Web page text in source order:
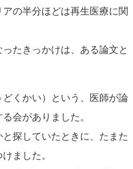
の半分ほどは再生医療に関
たきっかけは、ある論文と
くかい）という、医師が論
会がありました。
探していたときに、たまた
ました。